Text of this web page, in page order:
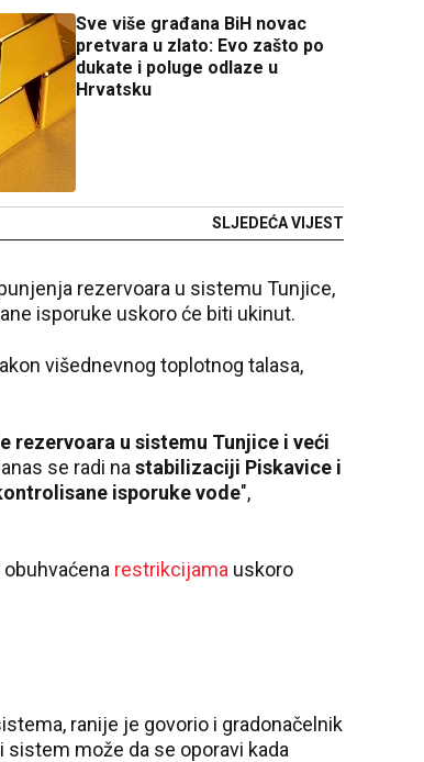
Sve više građana BiH novac
pretvara u zlato: Evo zašto po
dukate i poluge odlaze u
Hrvatsku
SLJEDEĆA VIJEST
rezervoara u sistemu Tunjice,
isporuke uskoro će biti ukinut.
višednevnog toplotnog talasa,
rezervoara u sistemu Tunjice i veći
se radi na stabilizaciji Piskavice i
isporuke vode",
restrikcijama uskoro
ranije je govorio i gradonačelnik
sistem može da se oporavi kada